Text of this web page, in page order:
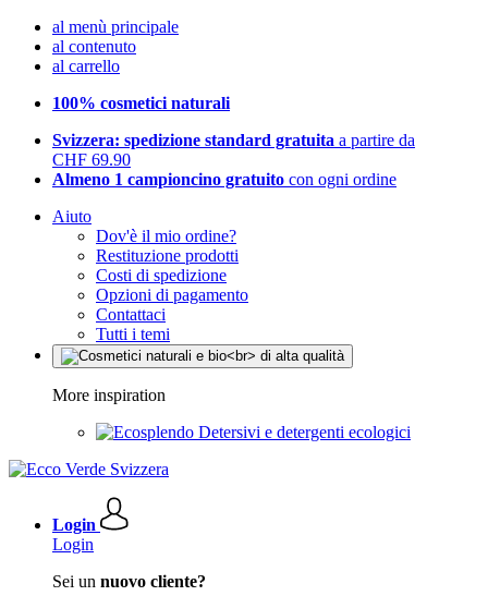
al menù principale
al contenuto
al carrello
100% cosmetici naturali
Svizzera: spedizione standard gratuita a partire da
CHF 69.90
Almeno 1 campioncino gratuito con ogni ordine
Aiuto
Dov'è il mio ordine?
Restituzione prodotti
Costi di spedizione
Opzioni di pagamento
Contattaci
Tutti i temi
More inspiration
Detersivi e detergenti ecologici
Login
Login
Sei un nuovo cliente?